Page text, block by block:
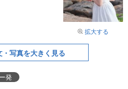
拡大する
・写真を大きく見る
発